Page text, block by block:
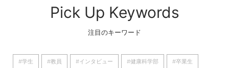
Pick Up Keywords
注目のキーワード
#学生 #教員 #インタビュー #健康科学部 #卒業生